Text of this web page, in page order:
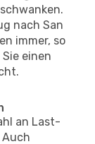
nach San
immer, so
einen
an Last-